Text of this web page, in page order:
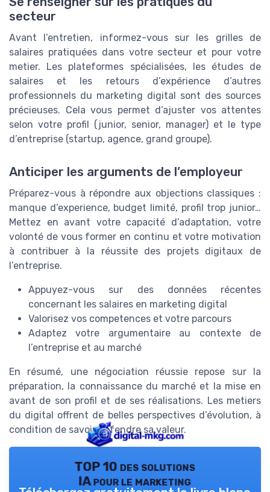
secteur
Avant l’entretien, informez-vous sur les grilles de
salaires pratiquées dans votre secteur et pour votre
metier. Les plateformes spécialisées, les études de
salaires et les retours d’expérience d’autres
professionnels du marketing digital sont des sources
précieuses. Cela vous permet d’ajuster vos attentes
selon votre profil (junior, senior, manager) et le type
d’entreprise (startup, agence, grand groupe).
Anticiper les arguments de l’employeur
Préparez-vous à répondre aux objections classiques :
manque d’experience, budget limité, profil trop junior…
Mettez en avant votre capacité d’adaptation, votre
volonté de vous former en continu et votre motivation
à contribuer à la réussite des projets digitaux de
l’entreprise.
Appuyez-vous sur des données récentes
concernant les salaires en marketing digital
Valorisez vos competences et votre parcours
Adaptez votre argumentaire au contexte de
l’entreprise et au marché
En résumé, une négociation réussie repose sur la
préparation, la connaissance du marché et la mise en
avant de son profil et de ses réalisations. Les metiers
du digital offrent de belles perspectives d’évolution, à
condition de savoir défendre sa valeur.
TOP 10 des solutions
IA pour le marketing